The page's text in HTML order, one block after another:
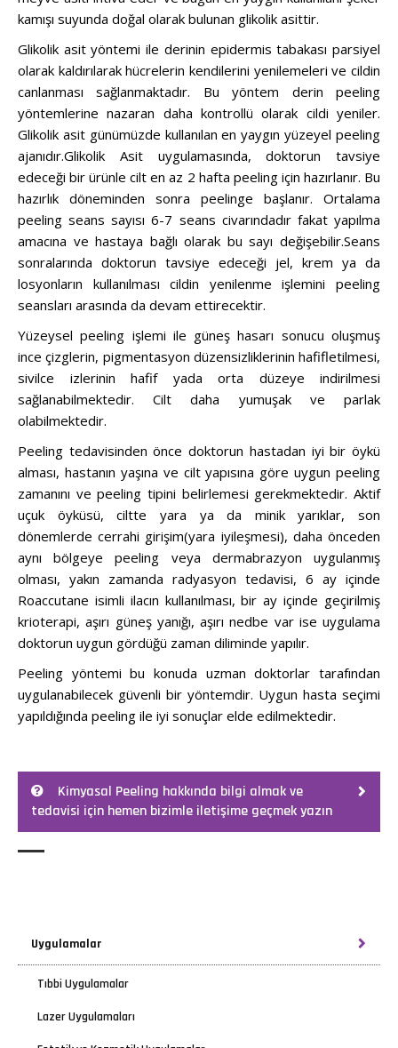
kamışı suyunda doğal olarak bulunan glikolik asittir.
Glikolik asit yöntemi ile derinin epidermis tabakası parsiyel
olarak kaldırılarak hücrelerin kendilerini yenilemeleri ve cildin
canlanması sağlanmaktadır. Bu yöntem derin peeling
yöntemlerine nazaran daha kontrollü olarak cildi yeniler.
Glikolik asit günümüzde kullanılan en yaygın yüzeyel peeling
ajanıdır.Glikolik Asit uygulamasında, doktorun tavsiye
edeceği bir ürünle cilt en az 2 hafta peeling için hazırlanır. Bu
hazırlık döneminden sonra peelinge başlanır. Ortalama
peeling seans sayısı 6-7 seans civarındadır fakat yapılma
amacına ve hastaya bağlı olarak bu sayı değişebilir.Seans
sonralarında doktorun tavsiye edeceği jel, krem ya da
losyonların kullanılması cildin yenilenme işlemini peeling
seansları arasında da devam ettirecektir.
Yüzeysel peeling işlemi ile güneş hasarı sonucu oluşmuş
ince çizglerin, pigmentasyon düzensizliklerinin hafifletilmesi,
sivilce izlerinin hafif yada orta düzeye indirilmesi
sağlanabilmektedir. Cilt daha yumuşak ve parlak
olabilmektedir.
Peeling tedavisinden önce doktorun hastadan iyi bir öykü
alması, hastanın yaşına ve cilt yapısına göre uygun peeling
zamanını ve peeling tipini belirlemesi gerekmektedir. Aktif
uçuk öyküsü, ciltte yara ya da minik yarıklar, son
dönemlerde cerrahi girişim(yara iyileşmesi), daha önceden
aynı bölgeye peeling veya dermabrazyon uygulanmış
olması, yakın zamanda radyasyon tedavisi, 6 ay içinde
Roaccutane isimli ilacın kullanılması, bir ay içinde geçirilmiş
krioterapi, aşırı güneş yanığı, aşırı nedbe var ise uygulama
doktorun uygun gördüğü zaman diliminde yapılır.
Peeling yöntemi bu konuda uzman doktorlar tarafından
uygulanabilecek güvenli bir yöntemdir. Uygun hasta seçimi
yapıldığında peeling ile iyi sonuçlar elde edilmektedir.
Kimyasal Peeling hakkında bilgi almak ve
tedavisi için hemen bizimle iletişime geçmek yazın
Uygulamalar
Tıbbi Uygulamalar
Lazer Uygulamaları